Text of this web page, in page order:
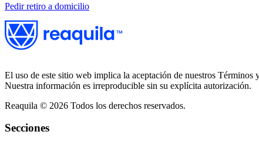
Pedir retiro a domicilio
El uso de este sitio web implica la aceptación de nuestros
Nuestra información es irreproducible sin su explícita autorización.
Reaquila © 2026 Todos los derechos reservados.
Secciones